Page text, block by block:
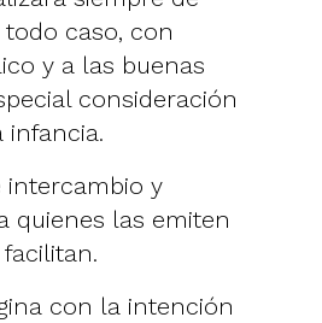
caso, con
y a las buenas
consideración
infancia.
intercambio y
quienes las emiten
con la intención